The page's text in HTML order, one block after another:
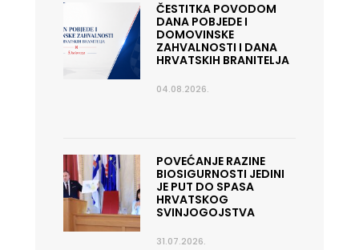
ČESTITKA POVODOM
DANA POBJEDE I
DOMOVINSKE
ZAHVALNOSTI I DANA
HRVATSKIH BRANITELJA
04.08.2026.
POVEĆANJE RAZINE
BIOSIGURNOSTI JEDINI
JE PUT DO SPASA
HRVATSKOG
SVINJOGOJSTVA
31.07.2026.